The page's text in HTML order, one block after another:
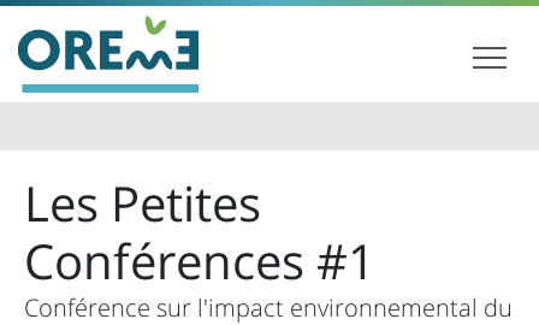
Les Petites
Conférences #1
Conférence sur l'impact environnemental du